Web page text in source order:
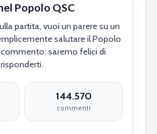
Popolo QSC
partita, vuoi un parere su un
salutare il Popolo
commento: saremo felici di
risponderti.
144.570
commenti